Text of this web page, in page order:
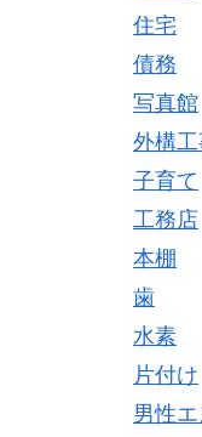
住宅
債務
写真館
外構
子育て
工務店
本棚
歯
水素
片付け
男性